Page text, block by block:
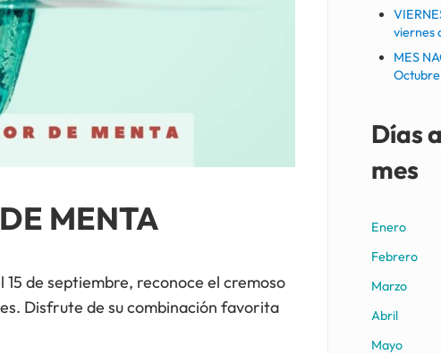
MENTA
de septiembre, reconoce el cremoso
Disfrute de su combinación favorita
viernes
MES
Octubre
Días
mes
Enero
Febrero
Marzo
Abril
Mayo